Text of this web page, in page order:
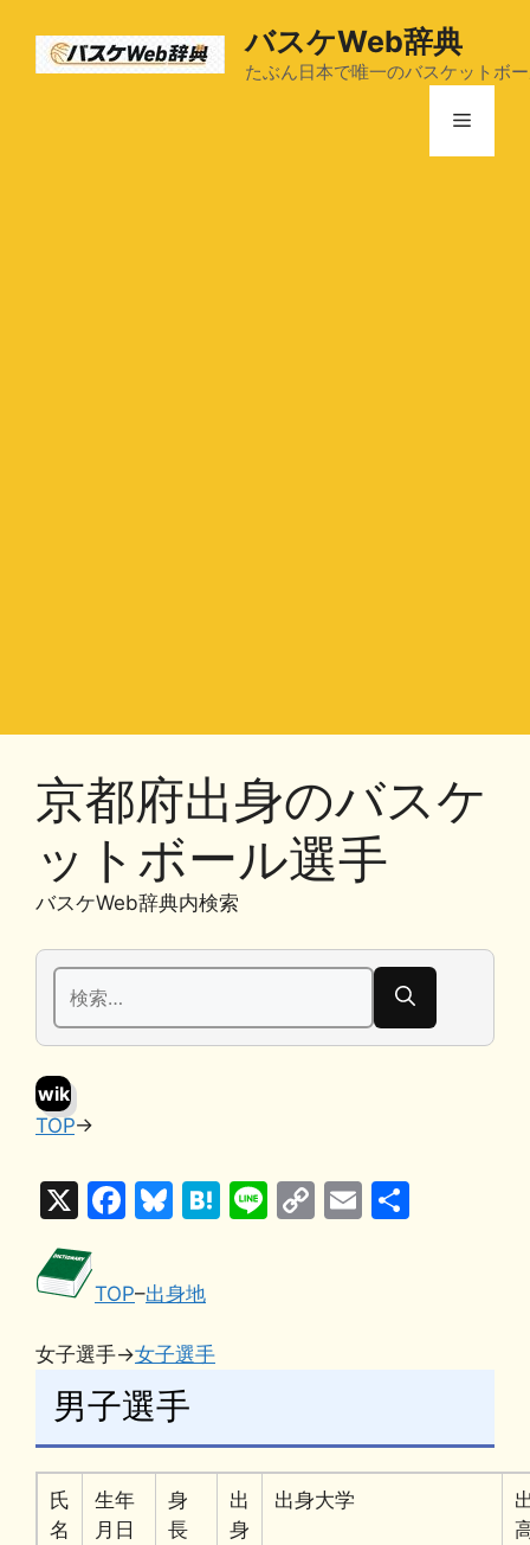
バスケWeb辞典
たぶん日本で唯一のバスケットボ
メ
京都府出身のバスケ
ットボール選手
バスケWeb辞典内検索
検
索:
wik
i
TOP→
X
F
c
e
b
o
o
k
Bl
e
s
k
y
H
Li C
E
TOP–出身地
女子選手→女子選手
男子選手
氏
名
生年
月日
身
長
出
身
出身大学